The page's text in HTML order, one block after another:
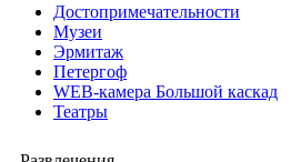
Достопримечательности
Музеи
Эрмитаж
Петергоф
WEB-камера Большой каскад
Театры